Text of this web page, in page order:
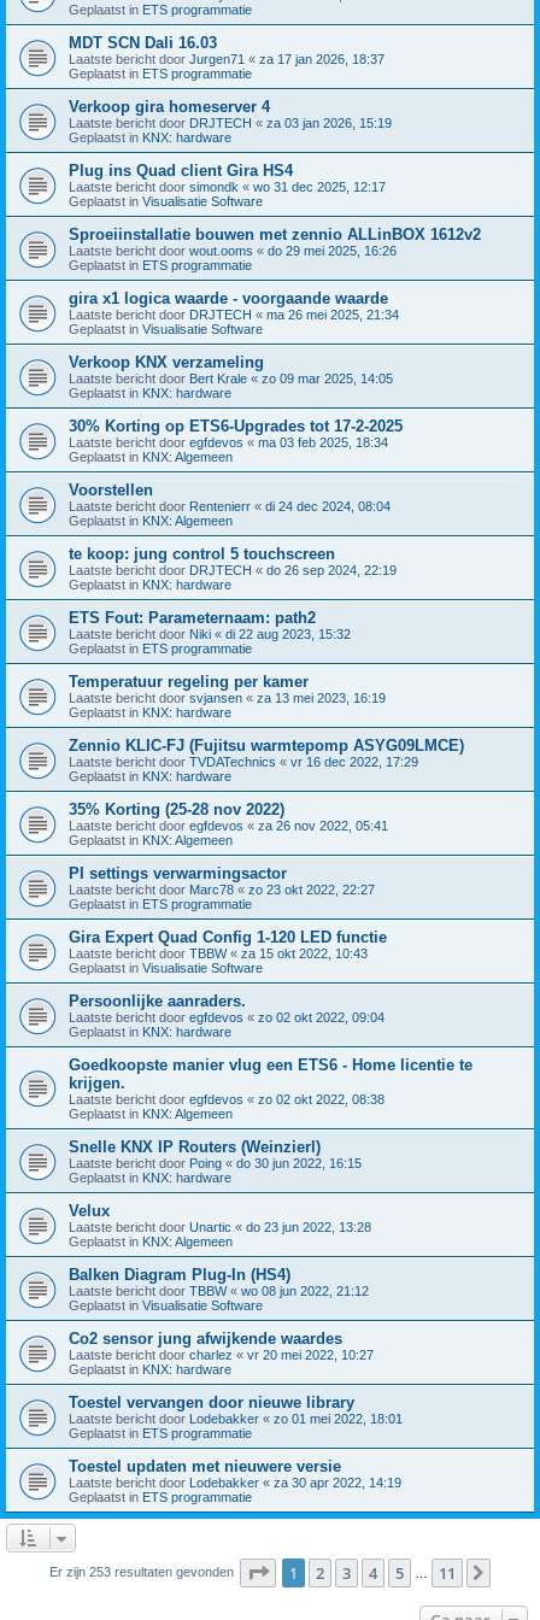
Geplaatst in ETS programmatie
MDT SCN Dali 16.03
Laatste bericht door Jurgen71 « za 17 jan 2026, 18:37
Geplaatst in ETS programmatie
Verkoop gira homeserver 4
Laatste bericht door DRJTECH « za 03 jan 2026, 15:19
Geplaatst in KNX: hardware
Plug ins Quad client Gira HS4
Laatste bericht door simondk « wo 31 dec 2025, 12:17
Geplaatst in Visualisatie Software
Sproeiinstallatie bouwen met zennio ALLinBOX 1612v2
Laatste bericht door wout.ooms « do 29 mei 2025, 16:26
Geplaatst in ETS programmatie
gira x1 logica waarde - voorgaande waarde
Laatste bericht door DRJTECH « ma 26 mei 2025, 21:34
Geplaatst in Visualisatie Software
Verkoop KNX verzameling
Laatste bericht door Bert Krale « zo 09 mar 2025, 14:05
Geplaatst in KNX: hardware
30% Korting op ETS6-Upgrades tot 17-2-2025
Laatste bericht door egfdevos « ma 03 feb 2025, 18:34
Geplaatst in KNX: Algemeen
Voorstellen
Laatste bericht door Rentenierr « di 24 dec 2024, 08:04
Geplaatst in KNX: Algemeen
te koop: jung control 5 touchscreen
Laatste bericht door DRJTECH « do 26 sep 2024, 22:19
Geplaatst in KNX: hardware
ETS Fout: Parameternaam: path2
Laatste bericht door Niki « di 22 aug 2023, 15:32
Geplaatst in ETS programmatie
Temperatuur regeling per kamer
Laatste bericht door svjansen « za 13 mei 2023, 16:19
Geplaatst in KNX: hardware
Zennio KLIC-FJ (Fujitsu warmtepomp ASYG09LMCE)
Laatste bericht door TVDATechnics « vr 16 dec 2022, 17:29
Geplaatst in KNX: hardware
35% Korting (25-28 nov 2022)
Laatste bericht door egfdevos « za 26 nov 2022, 05:41
Geplaatst in KNX: Algemeen
PI settings verwarmingsactor
Laatste bericht door Marc78 « zo 23 okt 2022, 22:27
Geplaatst in ETS programmatie
Gira Expert Quad Config 1-120 LED functie
Laatste bericht door TBBW« za 15 okt 2022, 10:43
Geplaatst in Visualisatie Software
Persoonlijke aanraders.
Laatste bericht door egfdevos « zo 02 okt 2022, 09:04
Geplaatst in KNX: hardware
Goedkoopste manier vlug een ETS6 - Home licentie te
krijgen.
Laatste bericht door egfdevos « zo 02 okt 2022, 08:38
Geplaatst in KNX: Algemeen
Snelle KNX IP Routers (Weinzierl)
Laatste bericht door Poing « do 30 jun 2022, 16:15
Geplaatst in KNX: hardware
Velux
Laatste bericht door Unartic « do 23 jun 2022, 13:28
Geplaatst in KNX: Algemeen
Balken Diagram Plug-In (HS4)
Laatste bericht door TBBW« wo 08 jun 2022, 21:12
Geplaatst in Visualisatie Software
Co2 sensor jung afwijkende waardes
Laatste bericht door charlez « vr 20 mei 2022, 10:27
Geplaatst in KNX: hardware
Toestel vervangen door nieuwe library
Laatste bericht door Lodebakker « zo 01 mei 2022, 18:01
Geplaatst in ETS programmatie
Toestel updaten met nieuwere versie
Laatste bericht door Lodebakker « za 30 apr 2022, 14:19
Geplaatst in ETS programmatie
Er zijn 253 resultaten gevonden Pagina van 11
1 2 3 4 5 11